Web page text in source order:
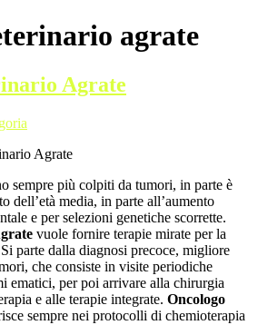
agrate
Agrate
sempre più colpiti da tumori, in parte è
dell’età media, in parte all’aumento
e per selezioni genetiche scorrette.
vuole fornire terapie mirate per la
parte dalla diagnosi precoce, migliore
che consiste in visite periodiche
ematici, per poi arrivare alla chirurgia
e alle terapie integrate. Oncologo
sempre nei protocolli di chemioterapia